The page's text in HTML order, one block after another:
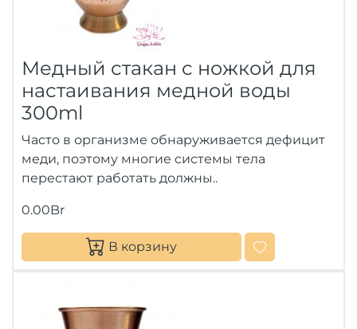
Медный стакан с ножкой для
настаивания медной воды
300ml
Часто в организме обнаруживается дефицит
меди, поэтому многие системы тела
перестают работать должны..
0.00Br
В корзину